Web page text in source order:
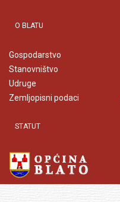
O BLATU
Gospodarstvo
Stanovništvo
Udruge
Zemljopisni podaci
STATUT